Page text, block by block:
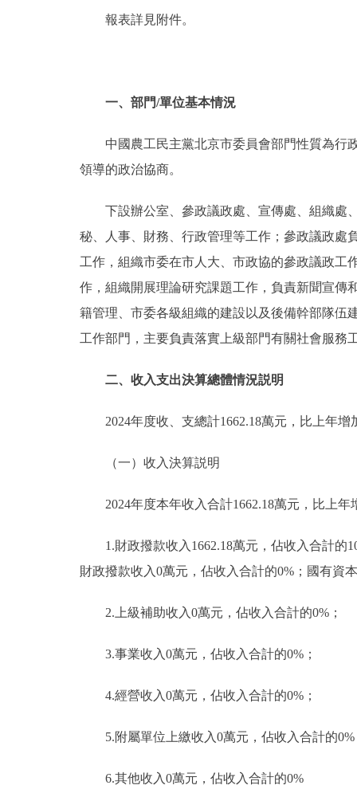
報表詳見附件。
一、部門/單位基本情況
中國農工民主黨北京市委員會部門性質為行
領導的政治協商。
下設辦公室、參政議政處、宣傳處、組織處
秘、人事、財務、行政管理等工作；參政議政處
工作，組織市委在市人大、市政協的參政議政工
作，組織開展理論研究課題工作，負責新聞宣傳
籍管理、市委各級組織的建設以及後備幹部隊伍
工作部門，主要負責落實上級部門有關社會服務
二、收入支出決算總體情況説明
2024年度收、支總計1662.18萬元，比上年增
（一）收入決算説明
2024年度本年收入合計1662.18萬元，比上年
1.財政撥款收入1662.18萬元，佔收入合計的
財政撥款收入0萬元，佔收入合計的0%；國有資
2.上級補助收入0萬元，佔收入合計的0%；
3.事業收入0萬元，佔收入合計的0%；
4.經營收入0萬元，佔收入合計的0%；
5.附屬單位上繳收入0萬元，佔收入合計的
6.其他收入0萬元，佔收入合計的0%